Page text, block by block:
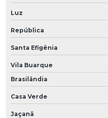
Luz
República
Santa Efigênia
Vila Buarque
Brasilândia
Casa Verde
Jaçanã